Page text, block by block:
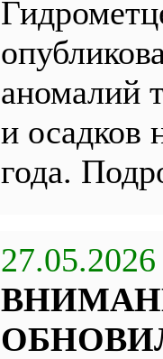
аномалий
и осадков
года.
27.05.2026